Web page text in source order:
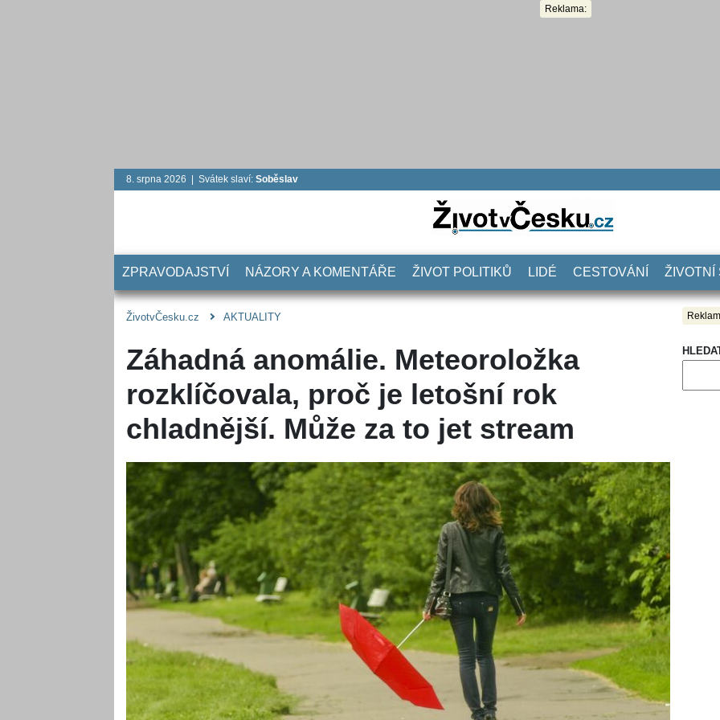
Reklama:
8. srpna 2026 | Svátek slaví: Soběslav
ZPRAVODAJSTVÍ NÁZORY A KOMENTÁŘE ŽIVOT POLITIKŮ LIDÉ CESTOVÁNÍ ŽIVOTNÍ
ŽivotvČesku.cz AKTUALITY
Záhadná anomálie. Meteoroložka
rozklíčovala, proč je letošní rok
chladnější. Může za to jet stream